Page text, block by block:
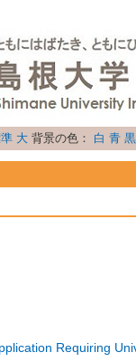
大 背景の色： 白 青 黒
Requiring